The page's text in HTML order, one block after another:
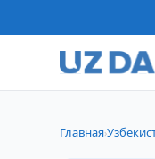
Главная›